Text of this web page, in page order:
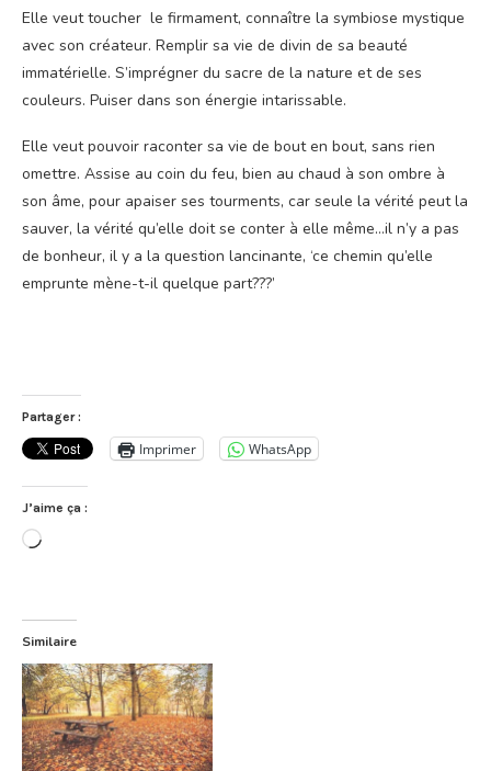
Elle veut toucher le firmament, connaître la symbiose mystique
avec son créateur. Remplir sa vie de divin de sa beauté
immatérielle. S’imprégner du sacre de la nature et de ses
couleurs. Puiser dans son énergie intarissable.
Elle veut pouvoir raconter sa vie de bout en bout, sans rien
omettre. Assise au coin du feu, bien au chaud à son ombre à
son âme, pour apaiser ses tourments, car seule la vérité peut la
sauver, la vérité qu’elle doit se conter à elle même…il n’y a pas
de bonheur, il y a la question lancinante, ‘ce chemin qu’elle
emprunte mène-t-il quelque part???’
Partager :
Imprimer WhatsApp
J’aime ça :
Chargement…
Similaire